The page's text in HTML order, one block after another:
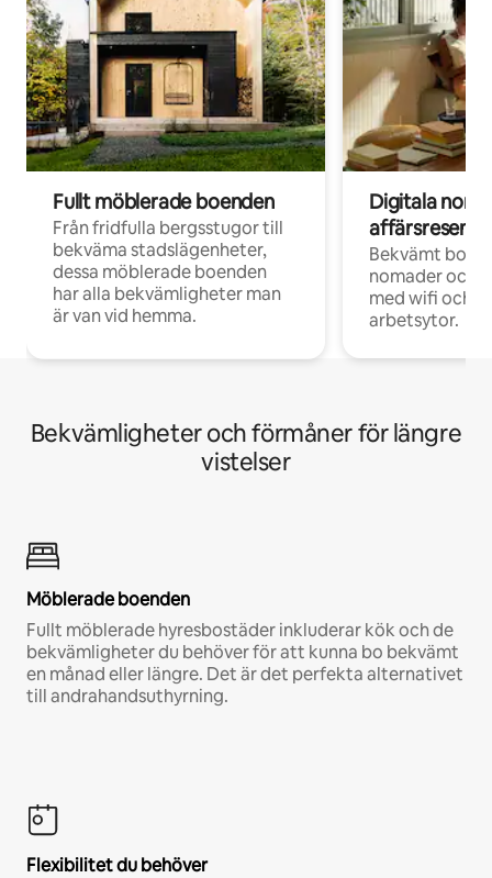
Fullt möblerade boenden
Från fridfulla bergsstugor till
bekväma stadslägenheter,
dessa möblerade boenden
har alla bekvämligheter man
är van vid hemma.
Digitala
Bekvämt
nomader och
med wifi och
arbetsytor.
Bekvämligheter och förmåner för längre
vistelser
Möblerade boenden
Fullt möblerade hyresbostäder inkluderar kök och de
bekvämligheter du behöver för att kunna bo bekvämt
en månad eller längre. Det är det perfekta alternativet
till andrahandsuthyrning.
Flexibilitet du behöver